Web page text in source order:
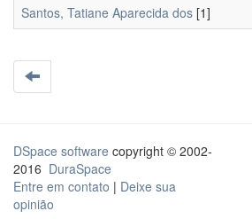
Santos, Tatiane Aparecida dos [1]
DSpace software copyright © 2002-
2016 DuraSpace
Entre em contato | Deixe sua
opinião